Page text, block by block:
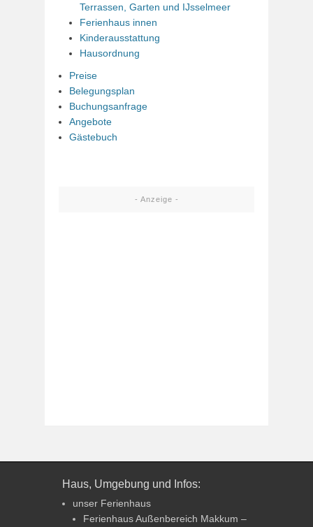
Terrassen, Garten und IJsselmeer
Ferienhaus innen
Kinderausstattung
Hausordnung
Preise
Belegungsplan
Buchungsanfrage
Angebote
Gästebuch
- Anzeige -
Haus, Umgebung und Infos:
unser Ferienhaus
Ferienhaus Außenbereich Makkum –